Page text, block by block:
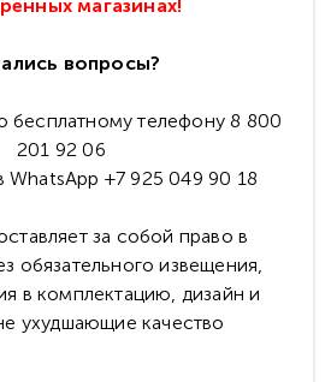
магазинах!
вопросы?
бесплатному телефону 8 800
201 92 06
WhatsApp +7 925 049 90 18
за собой право в
обязательного извещения,
в комплектацию, дизайн и
ухудшающие качество